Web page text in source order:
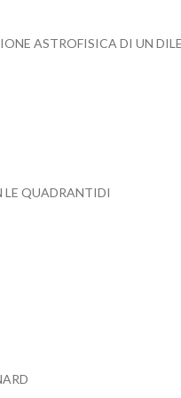
ASTROFISICA DI UN
QUADRANTIDI